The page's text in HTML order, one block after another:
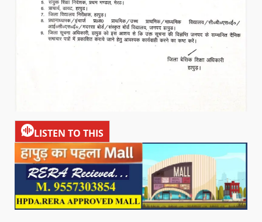
LISTEN TO THIS